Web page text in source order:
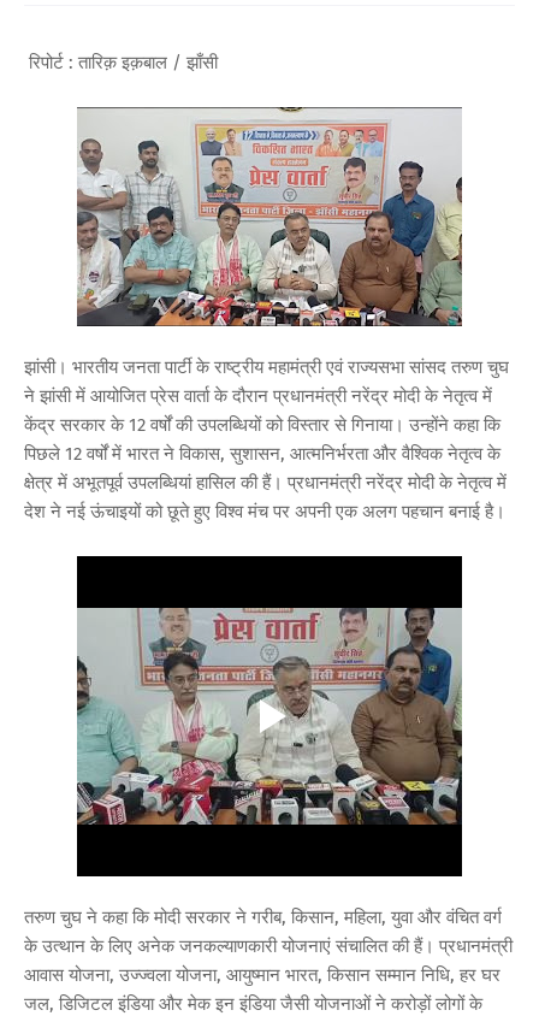
रिपोर्ट : तारिक़ इक़बाल / झाँसी
झांसी। भारतीय जनता पार्टी के राष्ट्रीय महामंत्री एवं राज्यसभा सांसद तरुण चुघ
ने झांसी में आयोजित प्रेस वार्ता के दौरान प्रधानमंत्री नरेंद्र मोदी के नेतृत्व में
केंद्र सरकार के 12 वर्षों की उपलब्धियों को विस्तार से गिनाया। उन्होंने कहा कि
पिछले 12 वर्षों में भारत ने विकास, सुशासन, आत्मनिर्भरता और वैश्विक नेतृत्व के
क्षेत्र में अभूतपूर्व उपलब्धियां हासिल की हैं। प्रधानमंत्री नरेंद्र मोदी के नेतृत्व में
देश ने नई ऊंचाइयों को छूते हुए विश्व मंच पर अपनी एक अलग पहचान बनाई है।
तरुण चुघ ने कहा कि मोदी सरकार ने गरीब, किसान, महिला, युवा और वंचित वर्ग
के उत्थान के लिए अनेक जनकल्याणकारी योजनाएं संचालित की हैं। प्रधानमंत्री
आवास योजना, उज्ज्वला योजना, आयुष्मान भारत, किसान सम्मान निधि, हर घर
जल, डिजिटल इंडिया और मेक इन इंडिया जैसी योजनाओं ने करोड़ों लोगों के